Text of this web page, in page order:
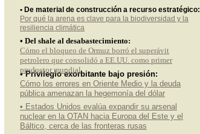
• Estados Unidos evalúa expandir su arsenal
nuclear en la OTAN hacia Europa del Este y el
Báltico, cerca de las fronteras rusas
• Privilegio exorbitante bajo presión:
Cómo los errores en Oriente Medio y la deuda
pública amenazan la hegemonía del dólar
• Del shale al desabastecimiento:
Cómo el bloqueo de Ormuz borró el superávit
petrolero que consolidó a EE.UU. como primer
productor mundial
• De material de construcción a recurso estratégico:
Por qué la arena es clave para la biodiversidad y la
resiliencia climática